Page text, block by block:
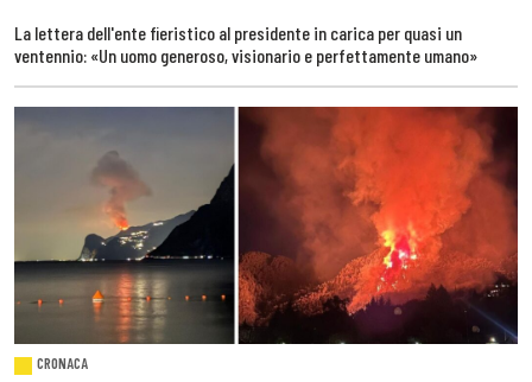
La lettera dell'ente fieristico al presidente in carica per quasi un
ventennio: «Un uomo generoso, visionario e perfettamente umano»
CRONACA